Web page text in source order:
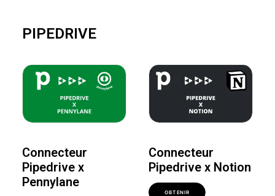
PIPEDRIVE
Connecteur
Pipedrive x
Pennylane
Connecteur
Pipedrive x Notion
OBTENIR